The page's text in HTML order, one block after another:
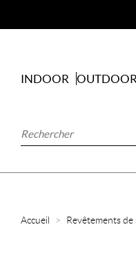
INDOOR OUTDOOR
Accueil Revêtements de